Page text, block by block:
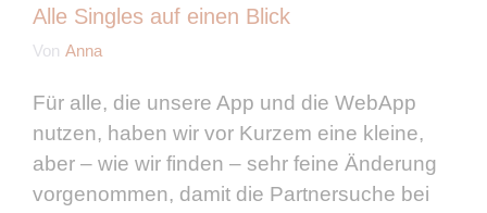
Alle Singles auf einen Blick
Von Anna
Für alle, die unsere App und die WebApp
nutzen, haben wir vor Kurzem eine kleine,
aber – wie wir finden – sehr feine Änderung
vorgenommen, damit die Partnersuche bei